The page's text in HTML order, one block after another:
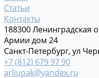
Статьи
Контакты
188300 Ленинградская
Армии дом 24
Санкт-Петербург, ул
+7 (812) 679 97 90
arliupak@yandex.ru